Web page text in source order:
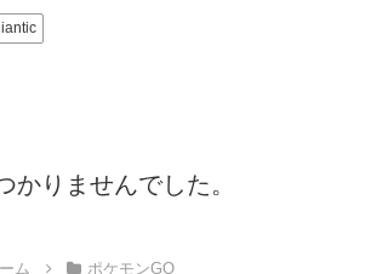
かりませんでした。
ム ポケモンGO